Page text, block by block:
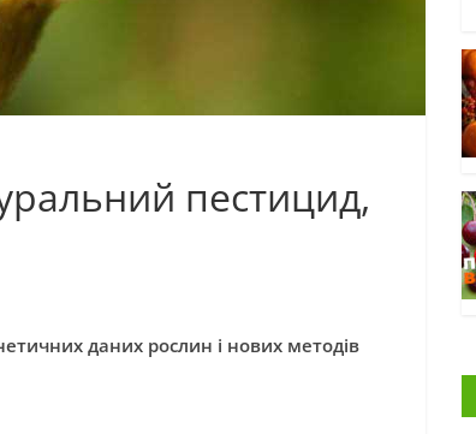
пестицид,
даних рослин і нових методів